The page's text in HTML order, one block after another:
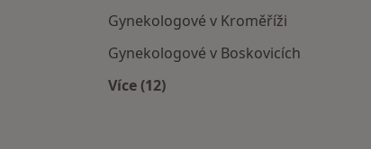
Gynekologové v Kroměříži
Gynekologové v Boskovicích
Více (12)